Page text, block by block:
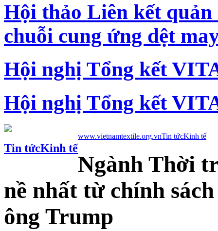
Hội thảo Liên kết
chuỗi cung ứng dệt
Hội nghị Tổng kết
Hội nghị Tổng kết
Tin tứcKinh tế
www.vietnamtextile.org.vnTin tứcKinh tế
Ngành Thời
nề nhất từ chính
ông Trump